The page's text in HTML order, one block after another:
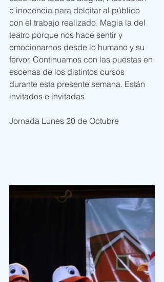
e inocencia para deleitar al público
con el trabajo realizado. Magia la del
teatro porque nos hace sentir y
emocionarnos desde lo humano y su
fervor. Continuamos con las puestas en
escenas de los distintos cursos
durante esta presente semana. Están
invitados e invitadas.
Jornada Lunes 20 de Octubre